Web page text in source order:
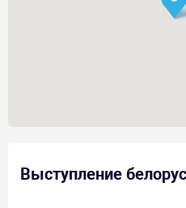
Выступление